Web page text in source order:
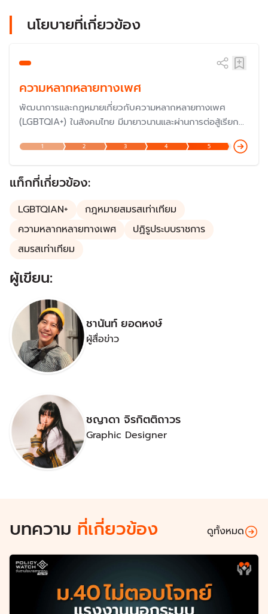
นโยบายที่เกี่ยวข้อง
ความหลากหลายทางเพศ
พัฒนาการและกฎหมายเกี่ยวกับความหลากหลายทางเพศ
(LGBTQIA+) ในสังคมไทย มีมายาวนานและผ่านการต่อสู้เรียก
ร้องมาหลายยุคหลายสมัย จนเกิดความเท่าเทียมทางกฎหมายที่
เป็นรูปธรรมในการแก้กฎหมายแพ่งและพาณิชย์ หรือ "สมรสเท่า
เทียม" แต่ยังมีอีกหลายประเด็นยังต้องมีการแก้ไขและปรับปรุง
1 2 3 4 5
แท็กที่เกี่ยวข้อง:
LGBTQIAN+
กฎหมายสมรสเท่าเทียม
ความหลากหลายทางเพศ
ปฏิรูประบบราชการ
สมรสเท่าเทียม
ผู้เขียน:
ชานันท์ ยอดหงษ์
ผู้สื่อข่าว
ชญาดา จิรกิตติถาวร
Graphic Designer
บทความ ที่เกี่ยวข้อง ดูทั้งหมด